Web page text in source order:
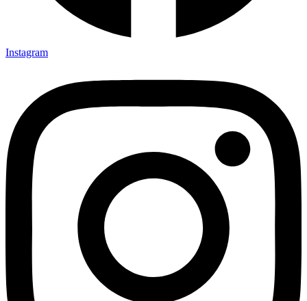
Instagram